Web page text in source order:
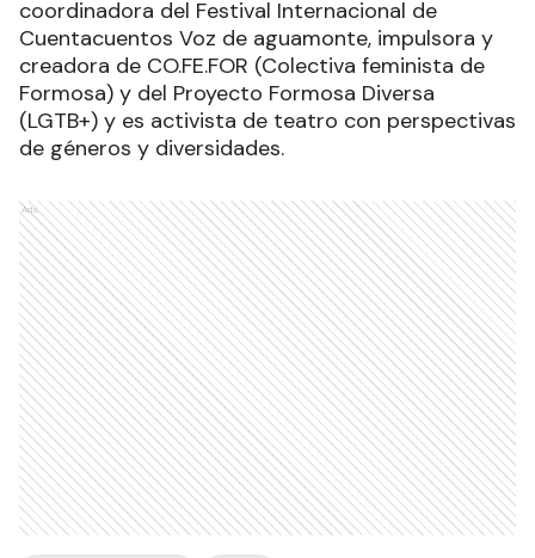
coordinadora del Festival Internacional de
Cuentacuentos Voz de aguamonte, impulsora y
creadora de CO.FE.FOR (Colectiva feminista de
Formosa) y del Proyecto Formosa Diversa
(LGTB+) y es activista de teatro con perspectivas
de géneros y diversidades.
Ads